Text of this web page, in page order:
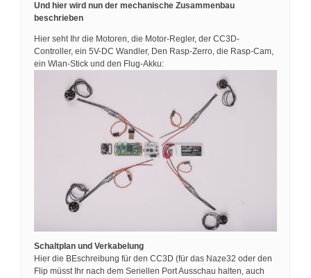
Und hier wird nun der mechanische Zusammenbau
beschrieben
Hier seht Ihr die Motoren, die Motor-Regler, der CC3D-
Controller, ein 5V-DC Wandler, Den Rasp-Zerro, die Rasp-Cam,
ein Wlan-Stick und den Flug-Akku:
Schaltplan und Verkabelung
Hier die BEschreibung für den CC3D (für das Naze32 oder den
Flip müsst Ihr nach dem Seriellen Port Ausschau halten, auch